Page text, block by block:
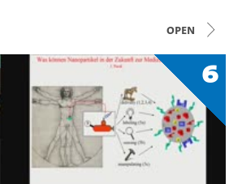
open
6